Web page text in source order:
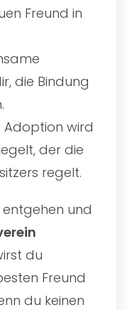
Freund in
die Bindung
Adoption wird
der die
regelt.
und
du
Freund
du keinen